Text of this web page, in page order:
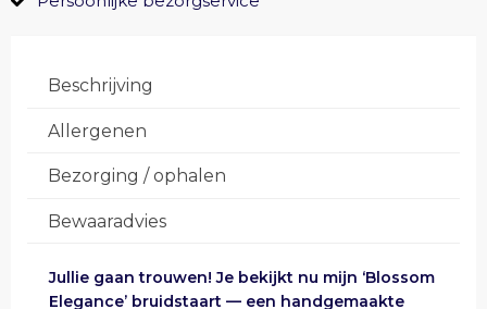
Beschrijving
Allergenen
Bezorging / ophalen
Bewaaradvies
Jullie gaan trouwen! Je bekijkt nu mijn ‘Blossom
Elegance’ bruidstaart — een handgemaakte